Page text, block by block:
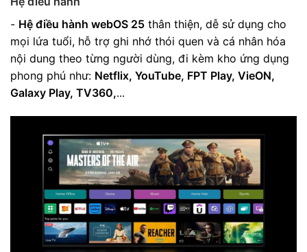
- Hệ điều hành webOS 25 thân thiện, dễ sử dụng cho
mọi lứa tuổi, hỗ trợ ghi nhớ thói quen và cá nhân hóa
nội dung theo từng người dùng, đi kèm kho ứng dụng
phong phú như: Netflix, YouTube, FPT Play, VieON,
Galaxy Play, TV360,...